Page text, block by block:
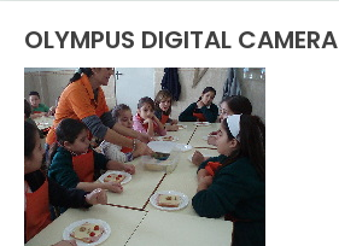
OLYMPUS DIGITAL CAMERA